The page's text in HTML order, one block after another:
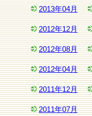
2013年04月
2012年12月
2012年08月
2012年04月
2011年12月
2011年07月